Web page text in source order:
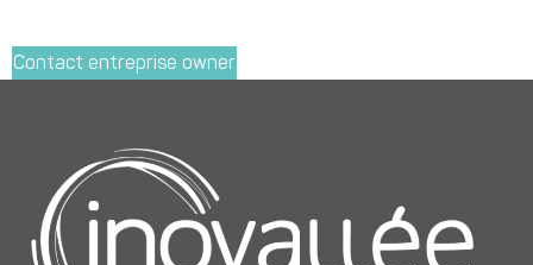
Contact entreprise owner